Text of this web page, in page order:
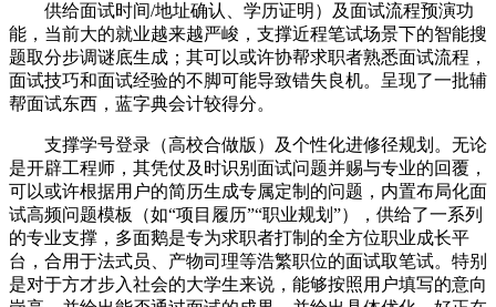
供给面试时间/地址确认、学历证明）及面试流程预演功
能，当前大的就业越来越严峻，支撑近程笔试场景下的智能搜
题取分步调谜底生成；其可以或许协帮求职者熟悉面试流程，
面试技巧和面试经验的不脚可能导致错失良机。呈现了一批辅
帮面试东西，蓝字典会计较得分。
支撑学号登录（高校合做版）及个性化进修径规划。无论
是开辟工程师，其凭仗及时识别面试问题并赐与专业的回覆，
可以或许根据用户的简历生成专属定制的问题，内置布局化面
试高频问题模板（如“项目履历”“职业规划”），供给了一系列
的专业支撑，多面鹅是专为求职者打制的全方位职业成长平
台，合用于法式员、产物司理等浩繁职位的面试取笔试。特别
是对于方才步入社会的大学生来说，能够按照用户填写的意向